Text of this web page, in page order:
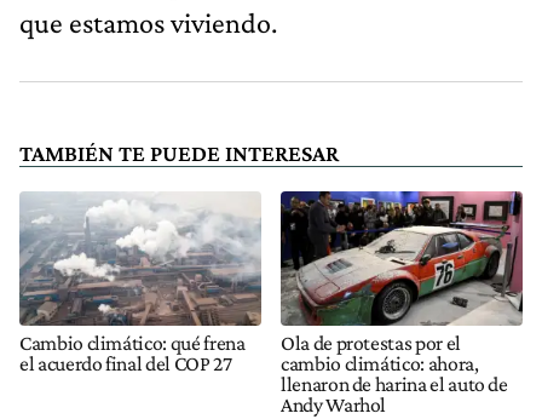
que estamos viviendo.
TAMBIÉN TE PUEDE INTERESAR
Cambio climático: qué frena
el acuerdo final del COP 27
Ola de protestas por el
cambio climático: ahora,
llenaron de harina el auto de
Andy Warhol